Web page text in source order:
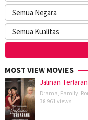
MOST VIEW MOVIES
Jalinan
Drama Family
38,961 views